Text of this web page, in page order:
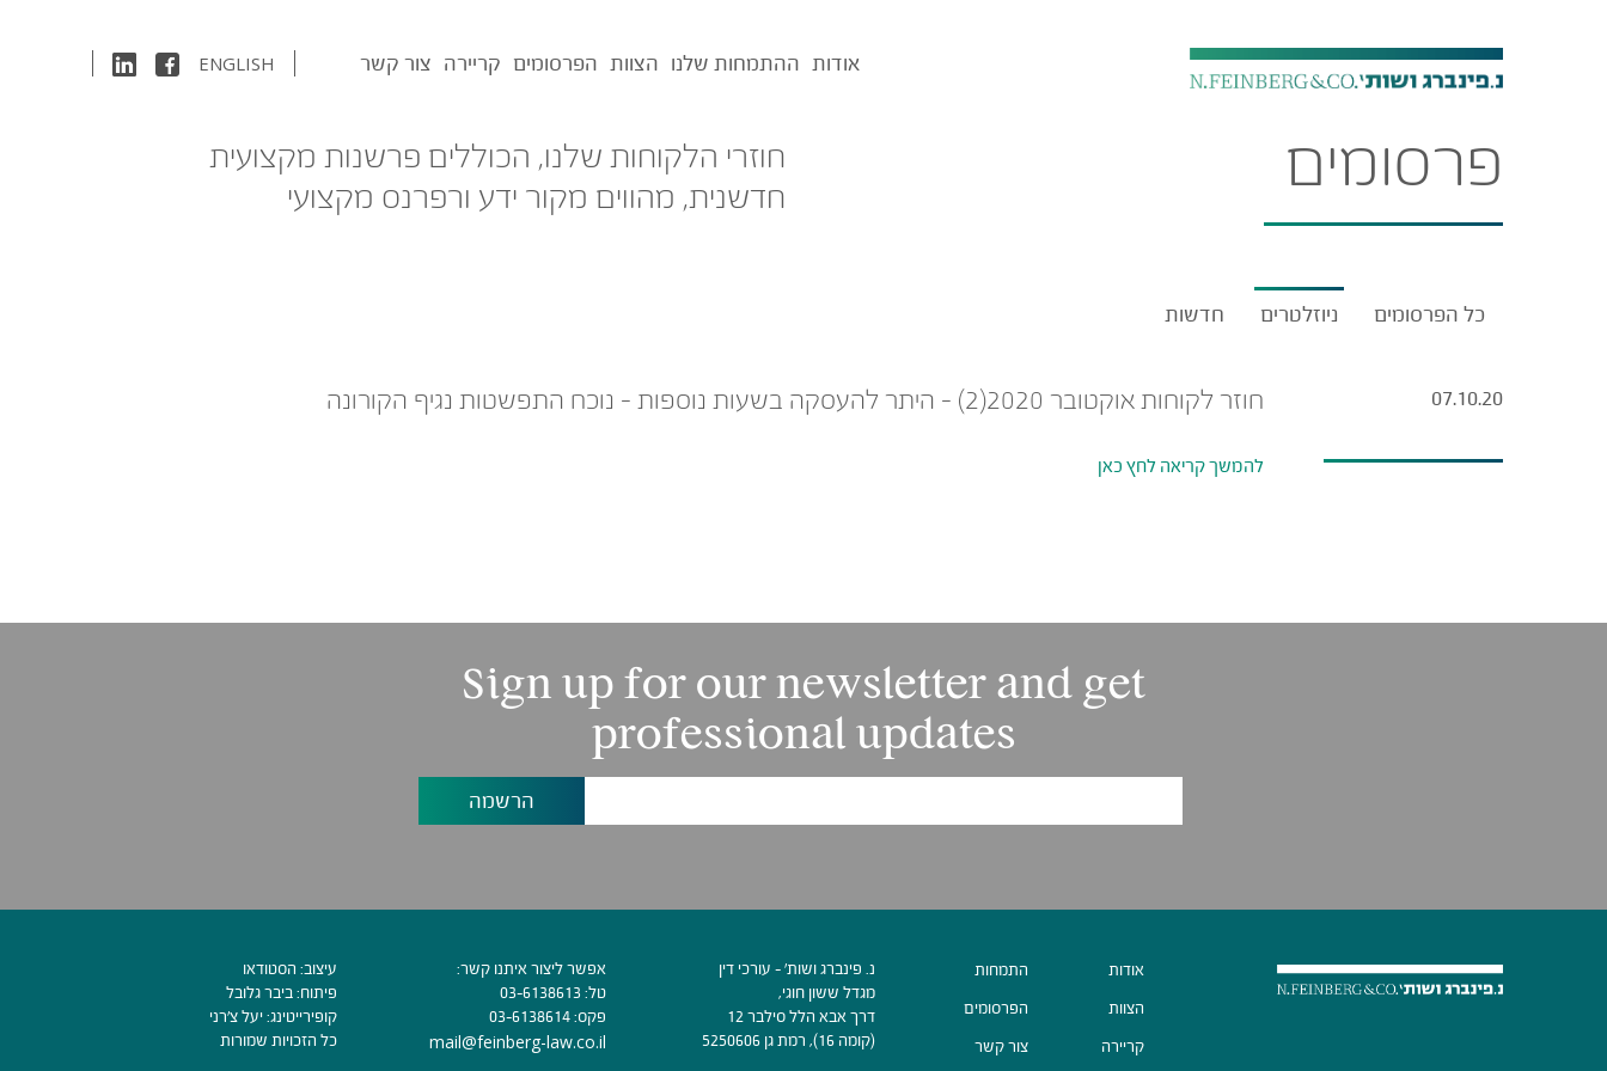
אודות ההתמחות שלנו הצוות הפרסומים קריירה צור קשר ENGLISH
פרסומים
חוזרי הלקוחות שלנו, הכוללים פרשנות מקצועית
חדשנית, מהווים מקור ידע ורפרנס מקצועי
כל הפרסומים ניוזלטרים חדשות
07.10.20 חוזר לקוחות אוקטובר 2020(2) – היתר להעסקה בשעות נוספות – נוכח התפשטות נגיף הקורונה
להמשך קריאה לחץ כאן
Sign up for our newsletter and get
professional updates
אודות
התמחות
הצוות
הפרסומים
קריירה
צור קשר
נ. פינברג ושות׳ - עורכי דין
מגדל ששון חוגי,
דרך אבא הלל סילבר 12
(קומה 16), רמת גן 5250606
אפשר ליצור איתנו קשר:
טל: 03-6138613
פקס:03-6138614
mail@feinberg-law.co.il
עיצוב: הסטודאו
פיתוח:ביבר גלובל
קופירייטינג:יעל צ׳רני
כל הזכויות שמורות